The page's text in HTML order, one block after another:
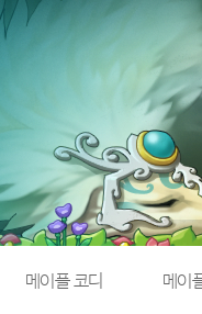
추가정보
컨텐
메이플 코디 메이